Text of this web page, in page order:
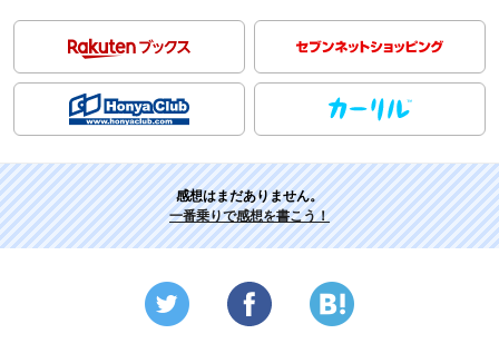
感想はまだありません。
一番乗りで感想を書こう！